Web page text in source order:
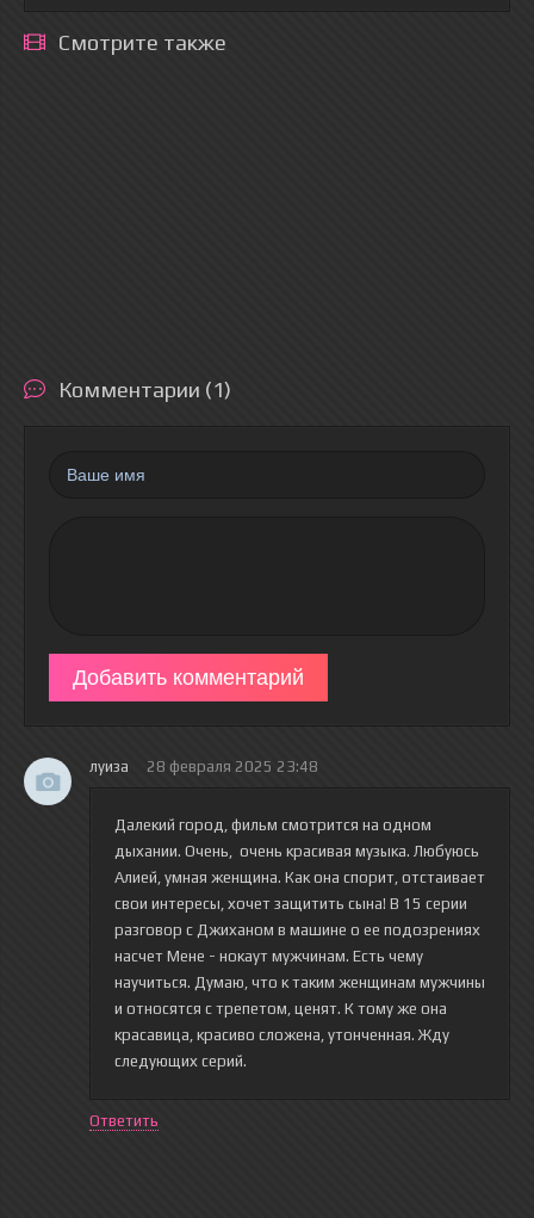
Смотрите также
Комментарии (1)
Добавить комментарий
луиза 28 февраля 2025 23:48
Далекий город, фильм смотрится на одном
дыхании. Очень, очень красивая музыка. Любуюсь
Алией, умная женщина. Как она спорит, отстаивает
свои интересы, хочет защитить сына! В 15 серии
разговор с Джиханом в машине о ее подозрениях
насчет Мене - нокаут мужчинам. Есть чему
научиться. Думаю, что к таким женщинам мужчины
и относятся с трепетом, ценят. К тому же она
красавица, красиво сложена, утонченная. Жду
следующих серий.
Ответить